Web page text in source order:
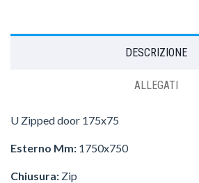
DESCRIZIONE
ALLEGATI
U Zipped door 175x75
Esterno Mm: 1750x750
Chiusura: Zip